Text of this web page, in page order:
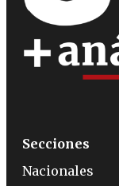
Secciones
Nacionales